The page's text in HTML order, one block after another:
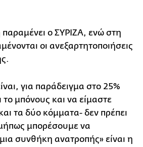
παραμένει ο ΣΥΡΙΖΑ, ενώ στη
οι ανεξαρτητοποιήσεις
για παράδειγμα στο 25%
το μπόνους και να είμαστε
τα δύο κόμματα- δεν πρέπει
μπορέσουμε να
συνθήκη ανατροπής» είναι η